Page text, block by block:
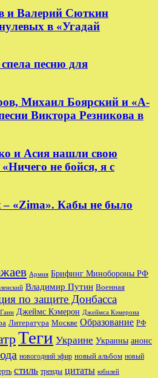
и Валерий Сюткин
в «Угадай
песню для
Михаил Боярский и «А-
Виктора Резникова в
и Асия нашли свою
не бойся, я с
– «Zima». Кабы не было
Армия Брифинг Минобороны РФ
Владимир Путин Военная
по защите Донбасса
Джеймс Кэмерон Джеймса Кэмерона
Литература Москве Образование РФ
Теги Украине Украины анонс
новогодний эфир новый альбом новый
стиль тренды цитаты юбилей